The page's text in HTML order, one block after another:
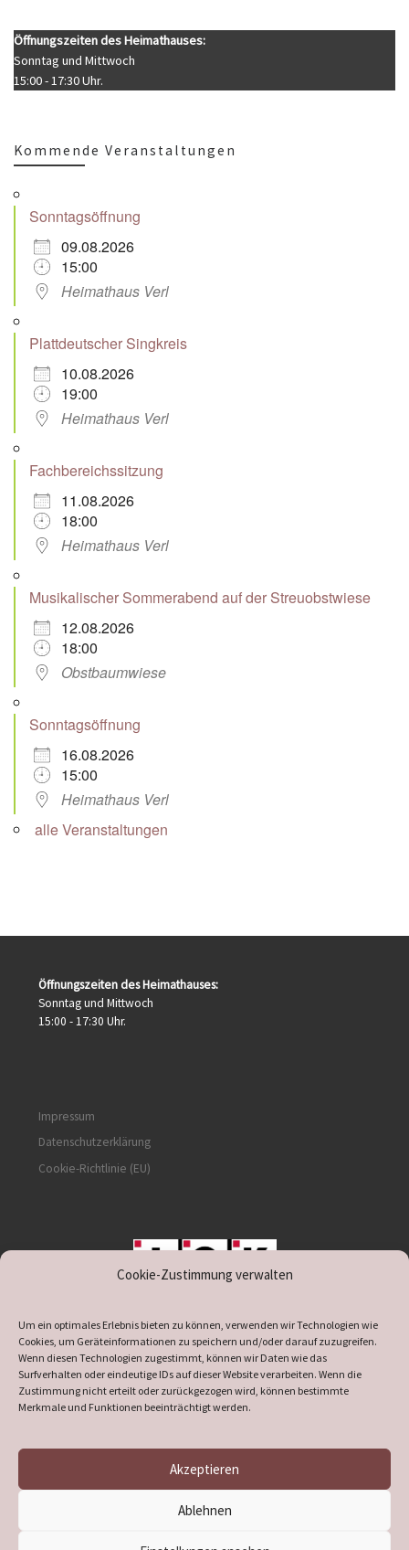
Cookie-Zustimmung verwalten
Um ein optimales Erlebnis bieten zu können, verwenden wir Technologien wie
Cookies, um Geräteinformationen zu speichern und/oder darauf zuzugreifen.
Wenn diesen Technologien zugestimmt, können wir Daten wie das
Surfverhalten oder eindeutige IDs auf dieser Website verarbeiten. Wenn die
Zustimmung nicht erteilt oder zurückgezogen wird, können bestimmte
Merkmale und Funktionen beeinträchtigt werden.
Akzeptieren
Ablehnen
Öffnungszeiten des Heimathauses:
Sonntag und Mittwoch
15:00 - 17:30 Uhr.
Kommende Veranstaltungen
Sonntagsöffnung
09.08.2026
15:00
Heimathaus Verl
Plattdeutscher Singkreis
10.08.2026
19:00
Heimathaus Verl
Fachbereichssitzung
11.08.2026
18:00
Heimathaus Verl
Musikalischer Sommerabend auf der Streuobstwiese
12.08.2026
18:00
Obstbaumwiese
Sonntagsöffnung
16.08.2026
15:00
Heimathaus Verl
alle Veranstaltungen
Öffnungszeiten des Heimathauses:
Sonntag und Mittwoch
15:00 - 17:30 Uhr.
Impressum
Datenschutzerklärung
Cookie-Richtlinie (EU)
supported by DÖ
Heimatverein Verl– Alle Rechte vorbehalten